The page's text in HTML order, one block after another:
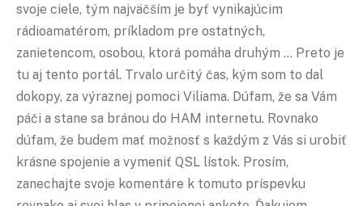
svoje ciele, tým najväčším je byť vynikajúcim
rádioamatérom, príkladom pre ostatných,
zanietencom, osobou, ktorá pomáha druhým … Preto je
tu aj tento portál. Trvalo určitý čas, kým som to dal
dokopy, za výraznej pomoci Viliama. Dúfam, že sa Vám
páči a stane sa bránou do HAM internetu. Rovnako
dúfam, že budem mať možnosť s každým z Vás si urobiť
krásne spojenie a vymeniť QSL lístok. Prosím,
zanechajte svoje komentáre k tomuto príspevku